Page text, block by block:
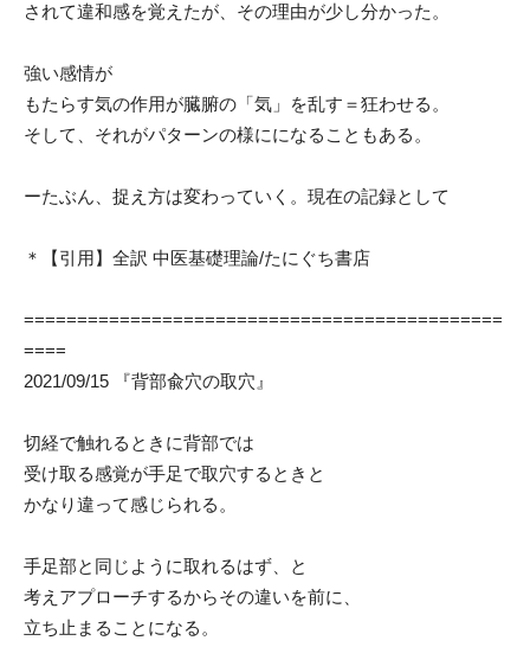
されて違和感を覚えたが、その理由が少し分かった。
強い感情が
もたらす気の作用が臓腑の「気」を乱す＝狂わせる。
そして、それがパターンの様にになることもある。
ーたぶん、捉え方は変わっていく。現在の記録として
＊【引用】全訳 中医基礎理論/たにぐち書店
=============================================
====
2021/09/15 『背部兪穴の取穴』
切経で触れるときに背部では
受け取る感覚が手足で取穴するときと
かなり違って感じられる。
手足部と同じように取れるはず、と
考えアプローチするからその違いを前に、
立ち止まることになる。